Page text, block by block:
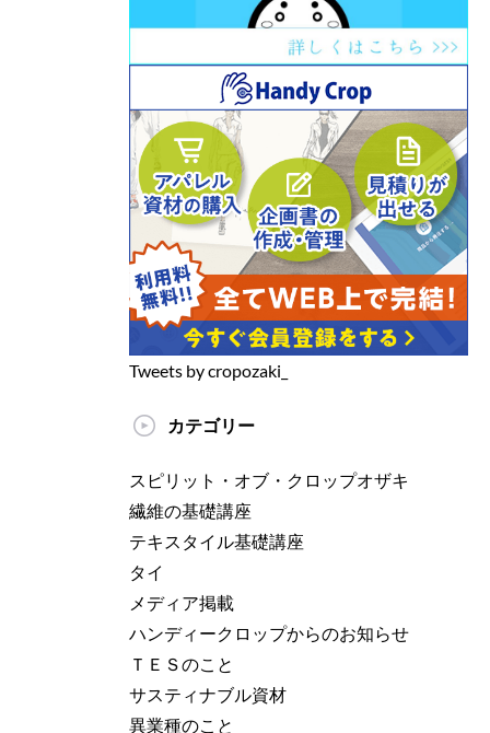
Tweets by cropozaki_
カテゴリー
スピリット・オブ・クロップオザキ
繊維の基礎講座
テキスタイル基礎講座
タイ
メディア掲載
ハンディークロップからのお知らせ
ＴＥＳのこと
サスティナブル資材
異業種のこと